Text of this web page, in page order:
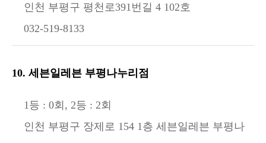
인천 부평구 평천로391번길 4 102호
032-519-8133
10. 세븐일레븐 부평나누리점
1등 : 0회, 2등 : 2회
인천 부평구 장제로 154 1층 세븐일레븐 부평나